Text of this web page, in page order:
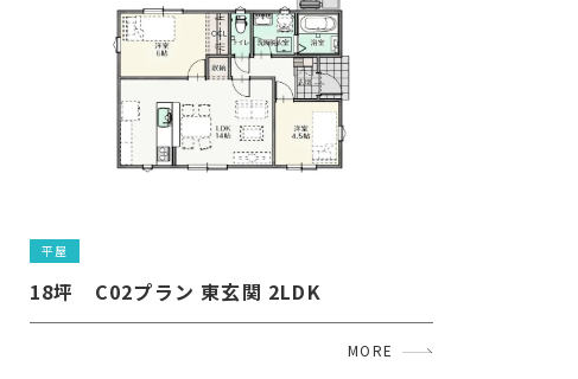
平屋
18坪　C02プラン 東玄関 2LDK
MORE